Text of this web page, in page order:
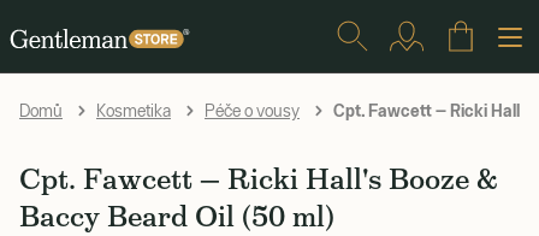
Domů Kosmetika Péče o vousy Cpt. Fawcett — Ricki Hall's
Cpt. Fawcett — Ricki Hall's Booze &
Baccy Beard Oil (50 ml)